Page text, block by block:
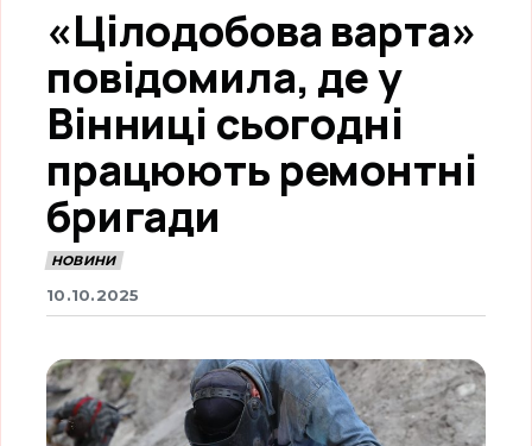
«Цілодобова варта»
повідомила, де у
Вінниці сьогодні
працюють ремонтні
бригади
НОВИНИ
10.10.2025